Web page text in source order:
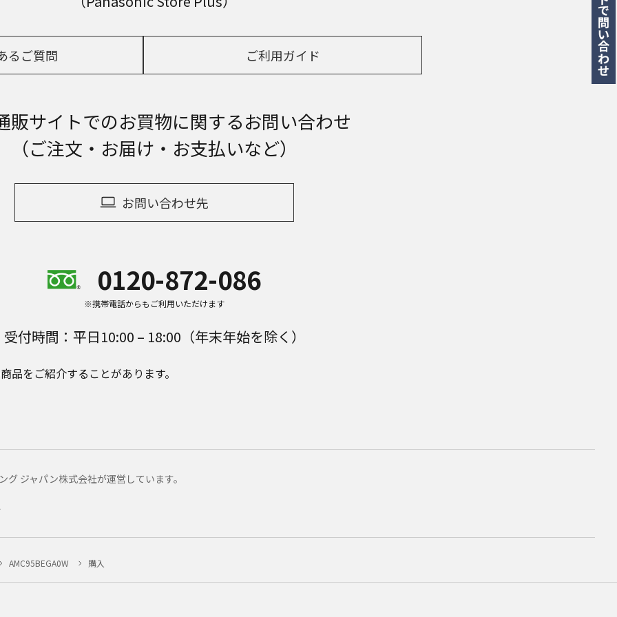
るご質問 ご利用ガイド
販サイトでのお買物に関するお問い合わせ
（ご注文・お届け・お支払いなど）
お問い合わせ先
0120-872-086
※携帯電話からもご利用いただけます
受付時間：平日10:00 – 18:00（年末年始を除く）
品をご紹介することがあります。
ジャパン株式会社が運営しています。
AMC95BEGA0W 購入